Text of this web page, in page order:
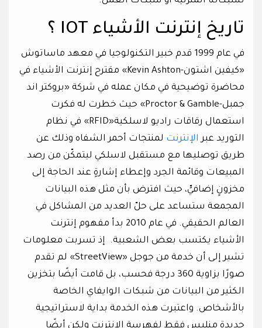
تاريخ إنترنت الأشياء IOT ؟
في عام 1999 قدم خبير التكنولوجيا في معهد ماساتوش
«كيفين اشتون-Kevin Ashton» مقترح إنترنت الأشياء في
محاضرة توضيحية في مكان عمله في شركة «بروكتر اند
جمبل-Proctor & Gamble» حيث خطرت له فكرت
استعمال رقاقات راديو لاسلكية«RFID» في نظام
التوريد عبر الإنترنت لمنتجات أحمر الشفاه وذلك عن
طريق توصليها مع مستقبل لاسلكي ليتمكّن من رصد
المبيعات وقائمة الجرد وإعطاء إشارةٍ عند الحاجة إلى
مخزونٍ إضافيٍّ، حيث افترض بأن مثل هذه البيانات
المجمعة ستساعد على حلّ العديد من المشاكل في
العالم الحقيقي. في عام 2010 بدأ مفهوم إنترنت
الأشياء يكتسب بعض الشعبية. إذ تسربت معلومات
تشير إلى أن خدمة من جوجل «StreetView» لم تقدم
صورًا بزاوية 360 درجة فحسب، بل قامت أيضًا بتخزين
الكثير من البيانات من شبكات الوايفاي الخاصة
بالأشخاص. واعتبرت هذه الخدمة بداية لاستراتيجية
جديدة منليس فقط لفهرسة الإنترنت ولكن أيضًا